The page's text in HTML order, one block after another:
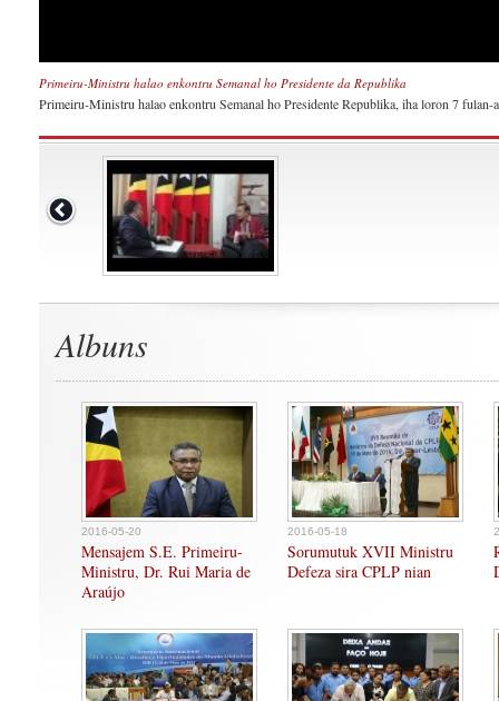
Primeiru-Ministru halao enkontru Semanal ho Presidente da Republika
Primeiru-Ministru halao enkontru Semanal ho Presidente Republika, iha loron 7 fulan-
Albuns
2016-05-20
Mensajem S.E. Primeiru-
Ministru, Dr. Rui Maria de
Araújo
2016-05-18
Sorumutuk XVII Ministru
Defeza sira CPLP nian